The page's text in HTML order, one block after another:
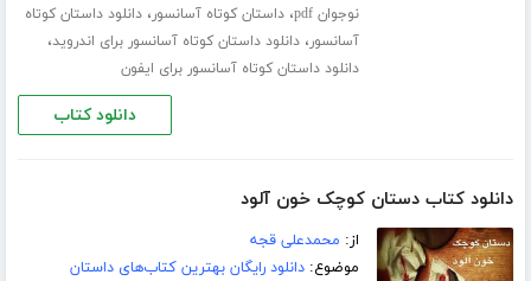
نوجوان pdf
،داستان کوتاه آسانسور،دانلود داستان کوتاه
آسانسور،دانلود داستان کوتاه آسانسور برای اندروید،
دانلود داستان کوتاه آسانسور برای ایفون
دانلود کتاب
دانلود کتاب دستان کوچک خون آلود
از: محمدعلی قجه
موضوع:دانلود رایگان بهترین کتاب‌های داستان